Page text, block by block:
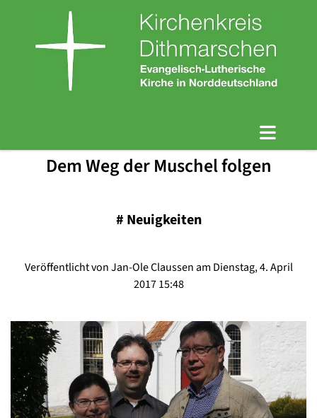
Dem Weg der Muschel folgen
# Neuigkeiten
Veröffentlicht von Jan-Ole Claussen am Dienstag, 4. April
2017 15:48